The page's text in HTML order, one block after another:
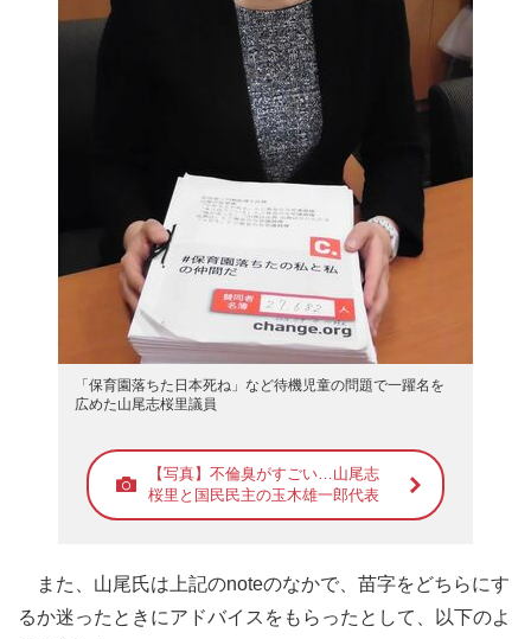
「保育園落ちた日本死ね」など待機児童の問題で一躍名を
広めた山尾志桜里議員
【写真】不倫臭がすごい…山尾志
桜里と国民民主の玉木雄一郎代表
また、山尾氏は上記のnoteのなかで、苗字をどちらにす
るか迷ったときにアドバイスをもらったとして、以下のよ